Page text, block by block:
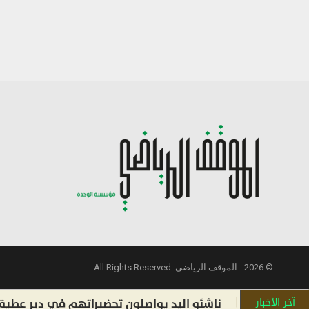
© 2026 - الموقف الرياضي. All Rights Reserved.
آخر الأخبار ناشئو اليد يواصلون تحضيراتهم في دير عطية